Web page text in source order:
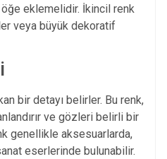
eklemelidir. İkincil renk
veya büyük dekoratif
bir detayı belirler. Bu renk,
ve gözleri belirli bir
genellikle aksesuarlarda,
eserlerinde bulunabilir.